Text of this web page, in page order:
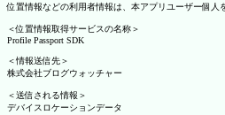
位置情報などの利用者情報は、本アプリユーザー個
＜位置情報取得サービスの名称＞
Profile Passport SDK
＜情報送信先＞
株式会社ブログウォッチャー
＜送信される情報＞
デバイスロケーションデータ